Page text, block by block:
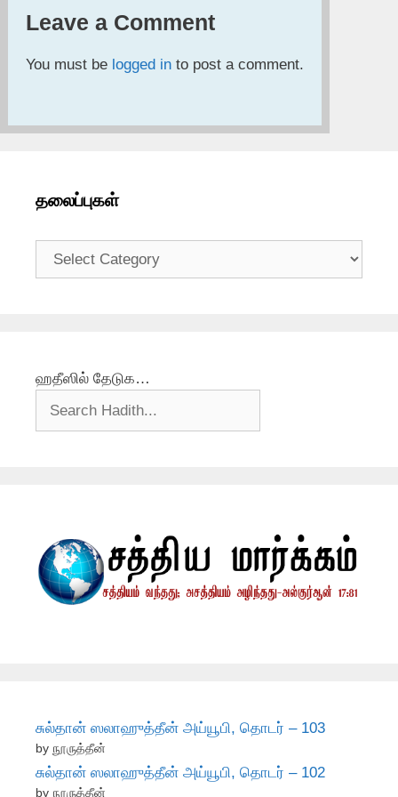
Leave a Comment
You must be logged in to post a comment.
தலைப்புகள்
தலைப்புகள்
ஹதீஸில் தேடுக…
சுல்தான் ஸலாஹுத்தீன் அய்யூபி, தொடர் – 103
by நூருத்தீன்
சுல்தான் ஸலாஹுத்தீன் அய்யூபி, தொடர் – 102
by நூருத்தீன்